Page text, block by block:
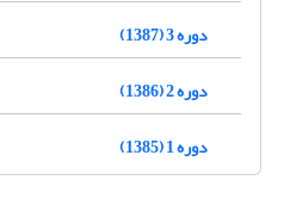
دوره 3 (1387)
دوره 2 (1386)
دوره 1 (1385)